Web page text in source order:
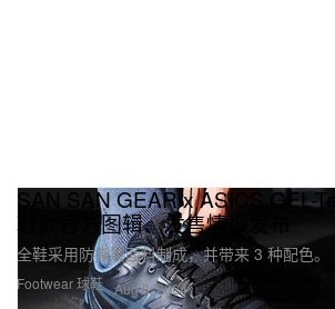
Footwear 球鞋
SAN SAN GEAR x ASICS GEL-
鞋款官方图辑、发售情报发布
全鞋采用防撕裂面料制成，并带来 3 种配色。
Aug 8, 2024